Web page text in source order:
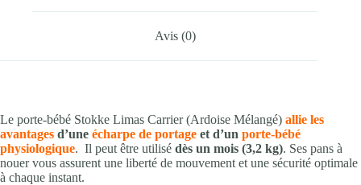
Avis (0)
Le porte-bébé Stokke Limas Carrier (Ardoise Mélangé) allie les
avantages d’une écharpe de portage et d’un porte-bébé
physiologique. Il peut être utilisé dès un mois (3,2 kg). Ses pans à
nouer vous assurent une liberté de mouvement et une sécurité optimale
à chaque instant.